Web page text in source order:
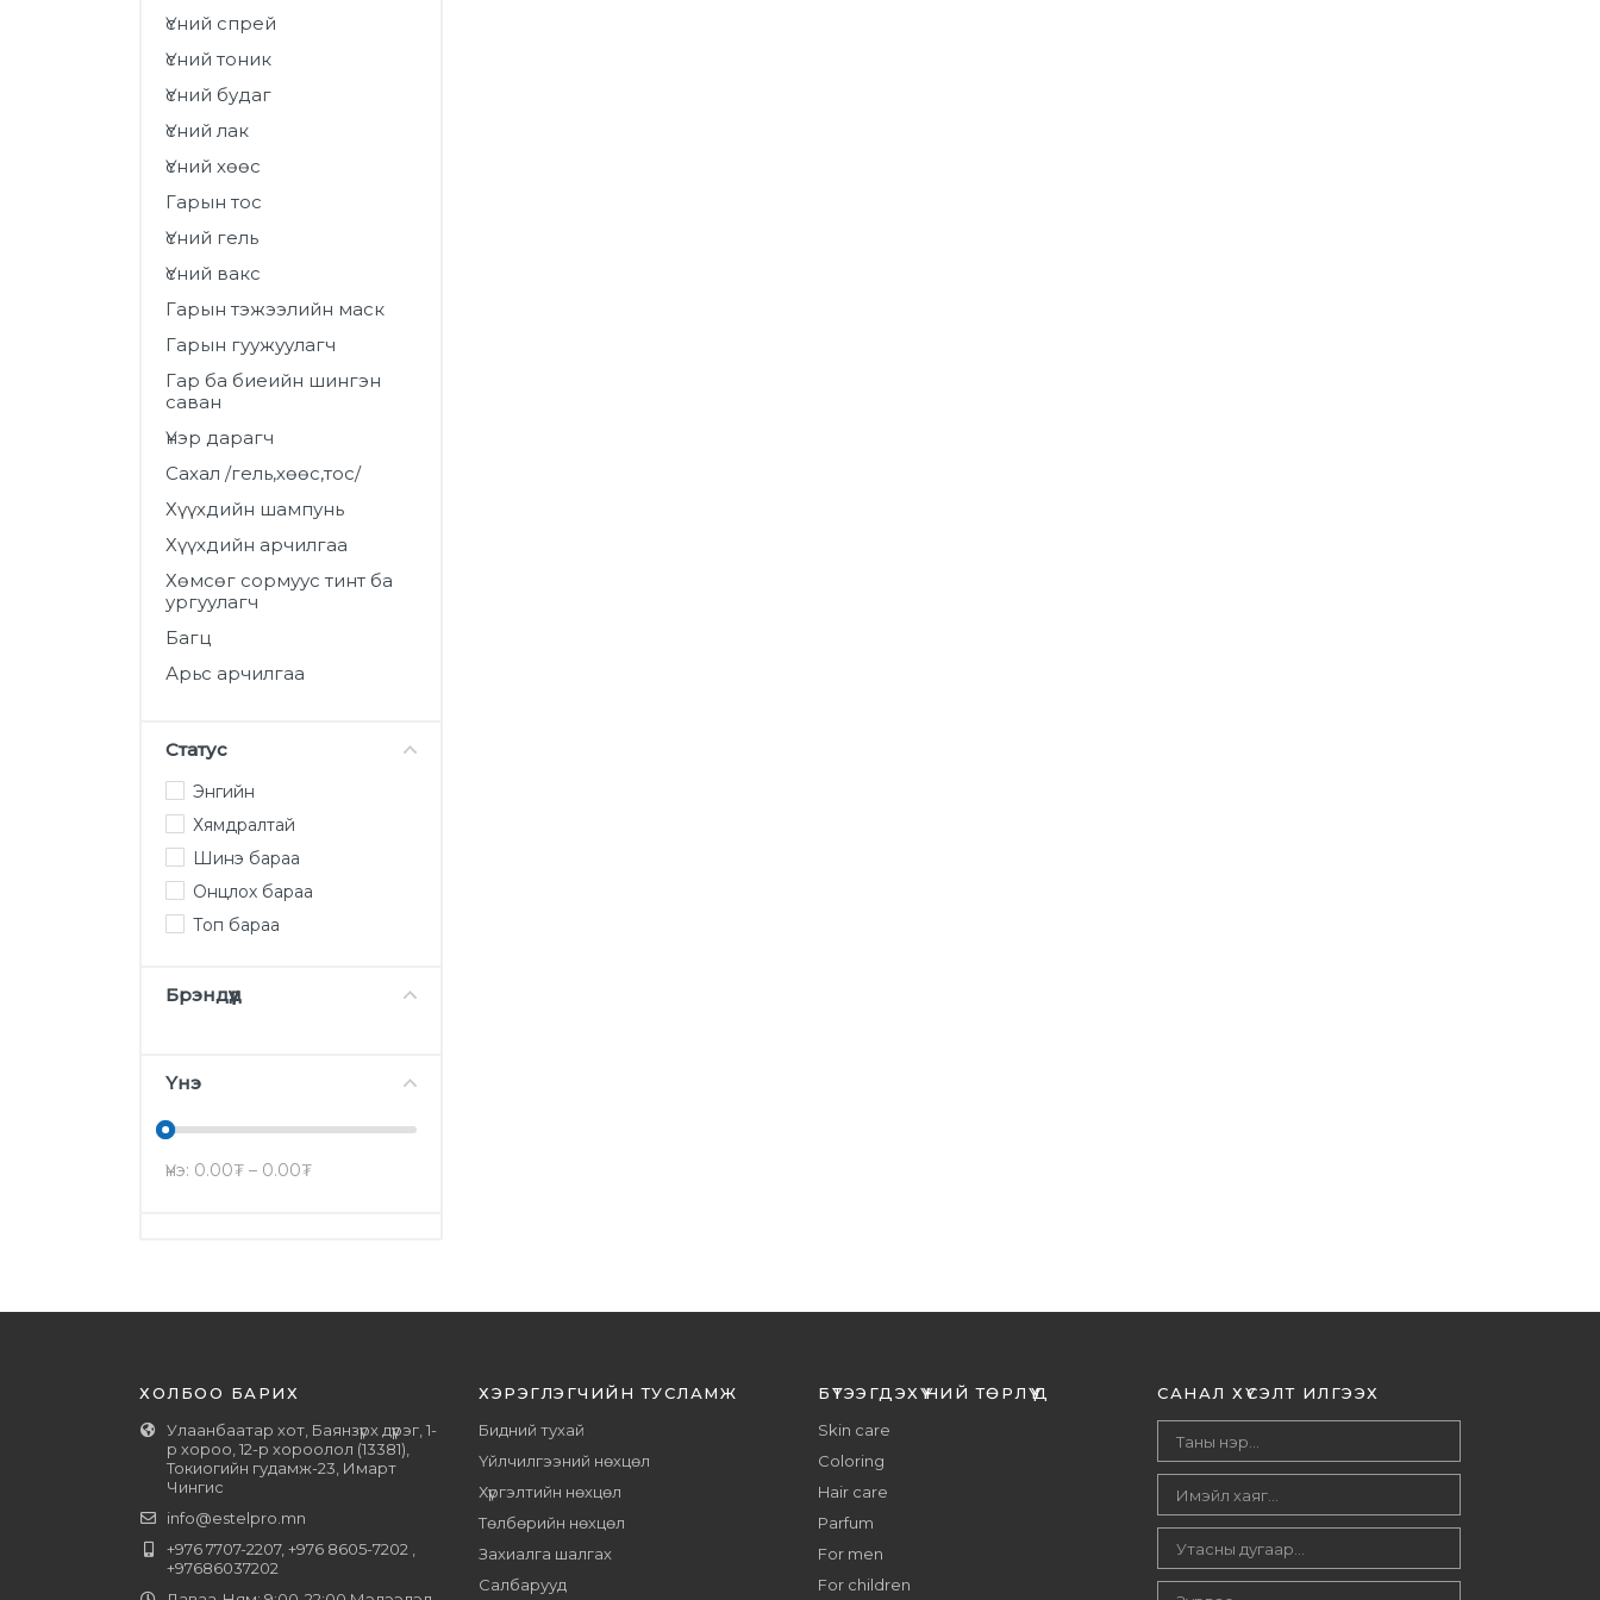
Үсний хөөс
Үсний гель
Үсний вакс
Гарын тэжээлийн маск
Гарын гуужуулагч
саван
Үнэр дарагч
Сахал /гель,хөөс,тос/
Хүүхдийн шампунь
Хүүхдийн арчилгаа
Хөмсөг сормуус тинт
ба ургуулагч
Багц
Арьс арчилгаа
Үсний спрей
Үсний тоник
Үсний будаг
Үсний лак
Үсний хөөс
Гарын тос
Үсний гель
Үсний вакс
Гарын тэжээлийн маск
Гарын гуужуулагч
Гар ба биеийн шингэн
саван
Үнэр дарагч
Сахал /гель,хөөс,тос/
Хүүхдийн шампунь
Хүүхдийн арчилгаа
Хөмсөг сормуус тинт ба
ургуулагч
Багц
Арьс арчилгаа
Статус
Энгийн
Хямдралтай
Шинэ бараа
Онцлох бараа
Топ бараа
Брэндүүд
Үнэ
Үнэ: 0.00₮ – 0.00₮
ХОЛБОО БАРИХ
Улаанбаатар хот, Баянзүрх дүүрэг, 1-
р хороо, 12-р хороолол (13381),
Токиогийн гудамж-23, Имарт
Чингис
info@estelpro.mn
+976 7707-2207, +976 8605-7202 ,
+97686037202
ХЭРЭГЛЭГЧИЙН ТУСЛАМЖ
Бидний тухай
Үйлчилгээний нөхцөл
Хүргэлтийн нөхцөл
Төлбөрийн нөхцөл
Захиалга шалгах
Салбарууд
БҮТЭЭГДЭХҮҮНИЙ ТӨРЛҮҮД
Skin care
Coloring
Hair care
Parfum
For men
For children
САНАЛ ХҮСЭЛТ ИЛГЭЭХ